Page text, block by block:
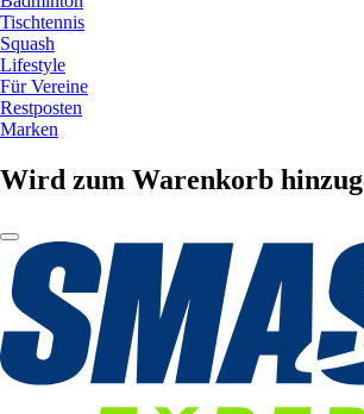
Tischtennis
Squash
Lifestyle
Für Vereine
Restposten
Marken
Wird zum Warenkorb